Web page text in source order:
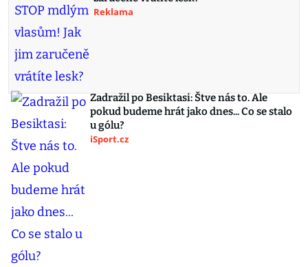
Reklama
Zadražil po Besiktasi: Štve nás to. Ale
pokud budeme hrát jako dnes... Co se stalo
u gólu?
iSport.cz